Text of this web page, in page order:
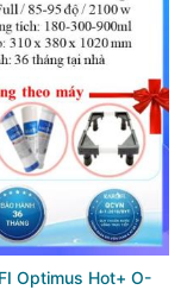
Optimus Hot+ O-